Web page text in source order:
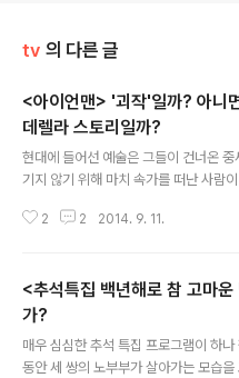
tv 의 다른 글
<아이언맨> '괴작'일까? 아니
데렐라 스토리일까?
현대에 들어선 예술은 그들이 건너온
기지 않기 위해 마치 속가를 떠난 사람
위해 들여졌던 온갖 비용을 경제적으로
한다며 윤여사가 허겁지겁 계단을 뛰
계단엔 손잡이가 없다. 앙상한 계단인
다. 또한 그녀가 들어선, 그 '용천 지랄'
다. 늙수그레한 ..
2 2 2014. 9. 11.
<추석특집 백년해로 참 고마
가?
매우 심심한 추석 특집 프로그램이 하
동안 세 쌍의 노부부가 살아가는 모습